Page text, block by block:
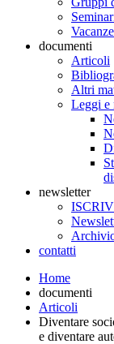
documenti
Articoli
Altri
Leggi e
newsletter
contatti
Home
documenti
Articoli
Diventare
e diventare